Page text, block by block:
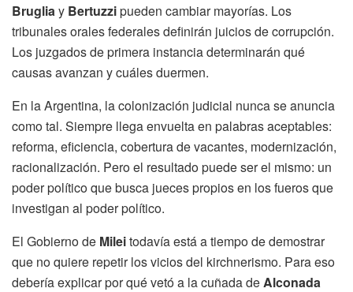
Brugliay Bertuzzipueden cambiar mayorías. Los
tribunales orales federales definirán juicios de corrupción.
Los juzgados de primera instancia determinarán qué
causas avanzan y cuáles duermen.
En la Argentina, la colonización judicial nunca se anuncia
como tal. Siempre llega envuelta en palabras aceptables:
reforma, eficiencia, cobertura de vacantes, modernización,
racionalización. Pero el resultado puede ser el mismo: un
poder político que busca jueces propios en los fueros que
investigan al poder político.
El Gobierno de Mileitodavía está a tiempo de demostrar
que no quiere repetir los vicios del kirchnerismo. Para eso
debería explicar por qué vetó a la cuñada deAlconada